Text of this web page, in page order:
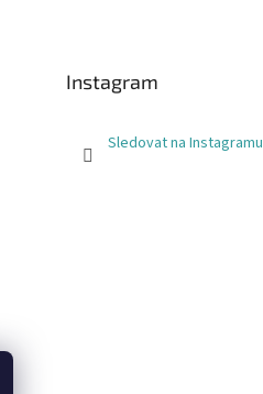
Instagram
Sledovat na Instagramu